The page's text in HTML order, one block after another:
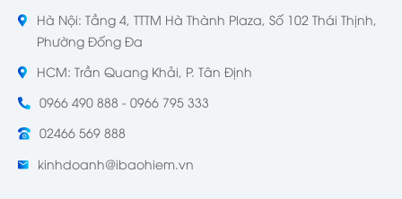
Hà Nội: Tầng 4, TTTM Hà Thành Plaza, Số 102 Thái Thịnh,
Phường Đống Đa
HCM: Trần Quang Khải, P. Tân Định
0966 490 888 - 0966 795 333
02466 569 888
kinhdoanh@ibaohiem.vn